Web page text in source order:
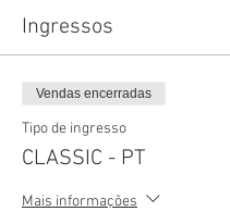
Ingressos
Vendas encerradas
Tipo de ingresso
CLASSIC - PT
Mais informações